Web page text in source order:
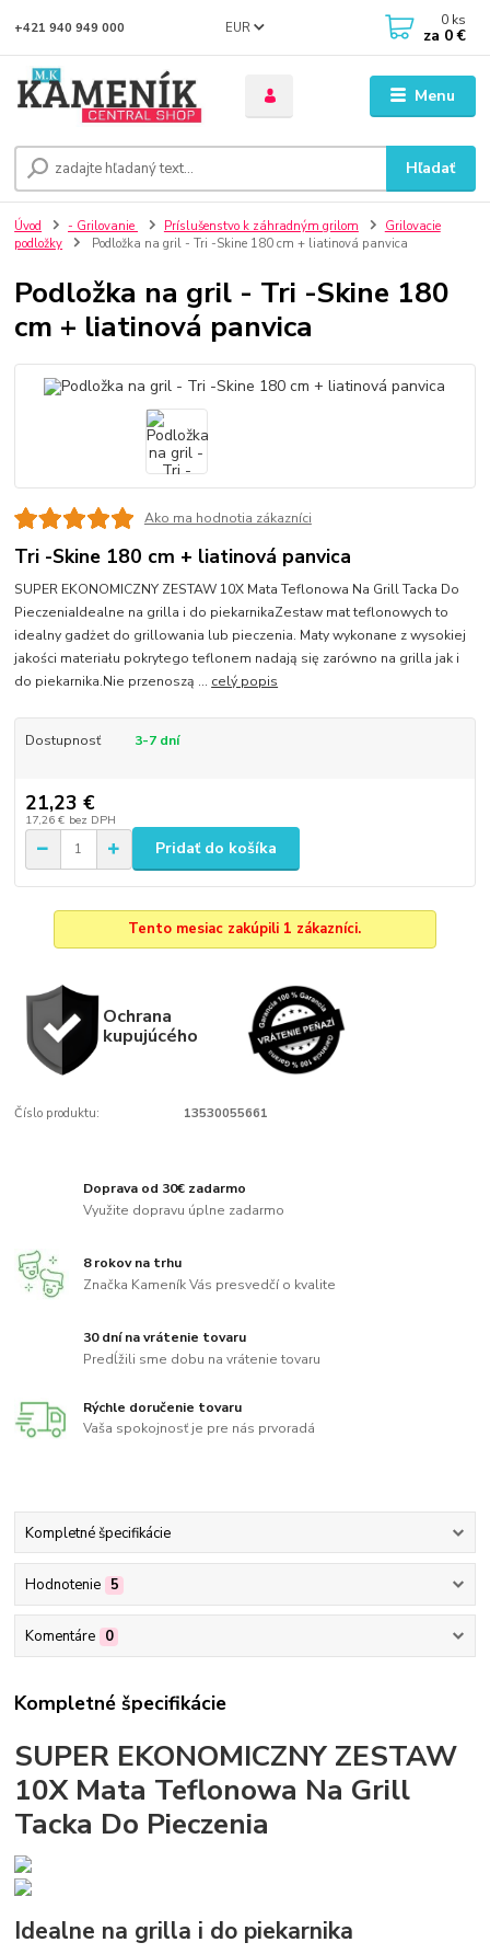
Menu
EUR
Hľadať
+421 940 949 000 0 ks
za 0 €
Úvod - Grilovanie Príslušenstvo k záhradným grilom
Grilovacie
podložky
Podložka na gril - Tri -Skine 180 cm + liatinová panvica
Podložka na gril - Tri -Skine 180
cm + liatinová panvica
Ako ma hodnotia zákazníci
Tri -Skine 180 cm + liatinová panvica
SUPER EKONOMICZNY ZESTAW 10X Mata Teflonowa Na Grill Tacka Do
PieczeniaIdealne na grilla i do piekarnikaZestaw mat teflonowych to
idealny gadżet do grillowania lub pieczenia. Maty wykonane z wysokiej
jakości materiału pokrytego teflonem nadają się zarówno na grilla jak i
do piekarnika.Nie przenoszą ... celý popis
Dostupnosť 3-7 dní
21,23 €
17,26 € bez DPH
Pridať do košíka
Tento mesiac zakúpili 1 zákazníci.
Ochrana
kupujúcého
Číslo produktu: 13530055661
Doprava od 30€ zadarmo
Využite dopravu úplne zadarmo
8 rokov na trhu
Značka Kameník Vás presvedčí o kvalite
30 dní na vrátenie tovaru
Predĺžili sme dobu na vrátenie tovaru
Rýchle doručenie tovaru
Vaša spokojnosť je pre nás prvoradá
Kompletné špecifikácie
Hodnotenie 5
Komentáre 0
Kompletné špecifikácie
SUPER EKONOMICZNY ZESTAW
10X Mata Teflonowa Na Grill
Tacka Do Pieczenia
Idealne na grilla i do piekarnika